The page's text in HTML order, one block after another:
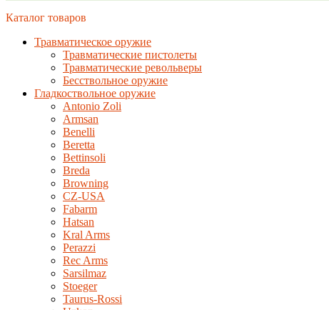
Каталог товаров
Травматическое оружие
Травматические пистолеты
Травматические револьверы
Бесствольное оружие
Гладкоствольное оружие
Antonio Zoli
Armsan
Benelli
Beretta
Bettinsoli
Breda
Browning
CZ-USA
Fabarm
Hatsan
Kral Arms
Perazzi
Rec Arms
Sarsilmaz
Stoeger
Taurus-Rossi